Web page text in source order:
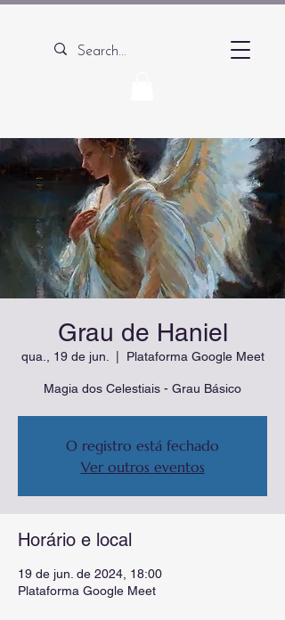
Grau de Haniel
qua., 19 de jun.
  |
Plataforma Google Meet
Magia dos Celestiais - Grau Básico
O registro está fechado
Ver outros eventos
Horário e local
19 de jun. de 2024, 18:00
Plataforma Google Meet